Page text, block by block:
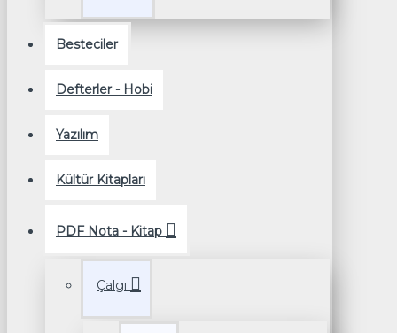
Besteciler
Defterler - Hobi
Yazılım
Kültür Kitapları
PDF Nota - Kitap
Çalgı